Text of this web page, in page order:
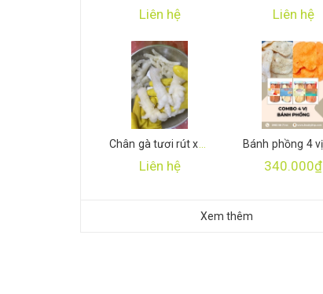
Liên hệ Liên hệ
Liên hệ 340.000₫
Xem thêm